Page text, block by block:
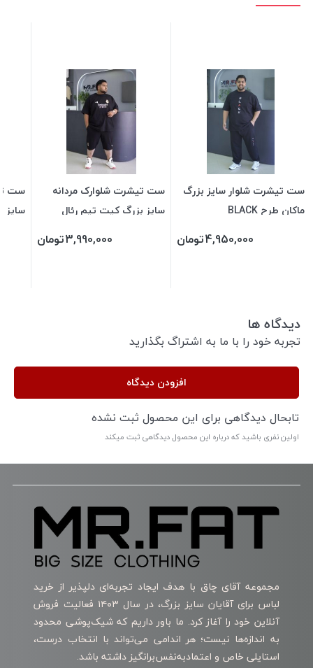
ست تیشرت شلوار سایز بزرگ
ماکان طرح BLACK
4,950,000تومان
ست تیشرت شلوارک مردانه
سایز بزرگ کیت تیم رئال
3,990,000تومان
ست
سایز
دیدگاه ها
تجربه خود را با ما به اشتراگ بگذارید
افزودن دیدگاه
تابحال دیدگاهی برای این محصول ثبت نشده
اولین نفری باشید که درباره این محصول دیدگاهی ثبت میکند
مجموعه آقای چاق با هدف ایجاد تجربه‌ای دلپذیر از خرید
لباس برای آقایان سایز بزرگ، در سال ۱۴۰۳ فعالیت فروش
آنلاین خود را آغاز کرد. ما باور داریم که شیک‌پوشی محدود
به اندازه‌ها نیست؛ هر اندامی می‌تواند با انتخاب درست،
استایلی خاص و اعتمادبه‌نفس‌برانگیز داشته باشد.